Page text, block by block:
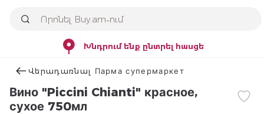
Խնդրում ենք ընտրել հասցե
Վերադառնալ Парма супермаркет
Вино "Piccini Chianti" красное,
сухое 750мл